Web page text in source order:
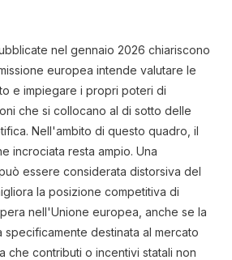
nel gennaio 2026 chiariscono
europea intende valutare le
e impiegare i propri poteri di
che si collocano al di sotto delle
Nell'ambito di questo quadro, il
incrociata resta ampio. Una
essere considerata distorsiva del
la posizione competitiva di
nell'Unione europea, anche se la
destinata al mercato
che contributi o incentivi statali non